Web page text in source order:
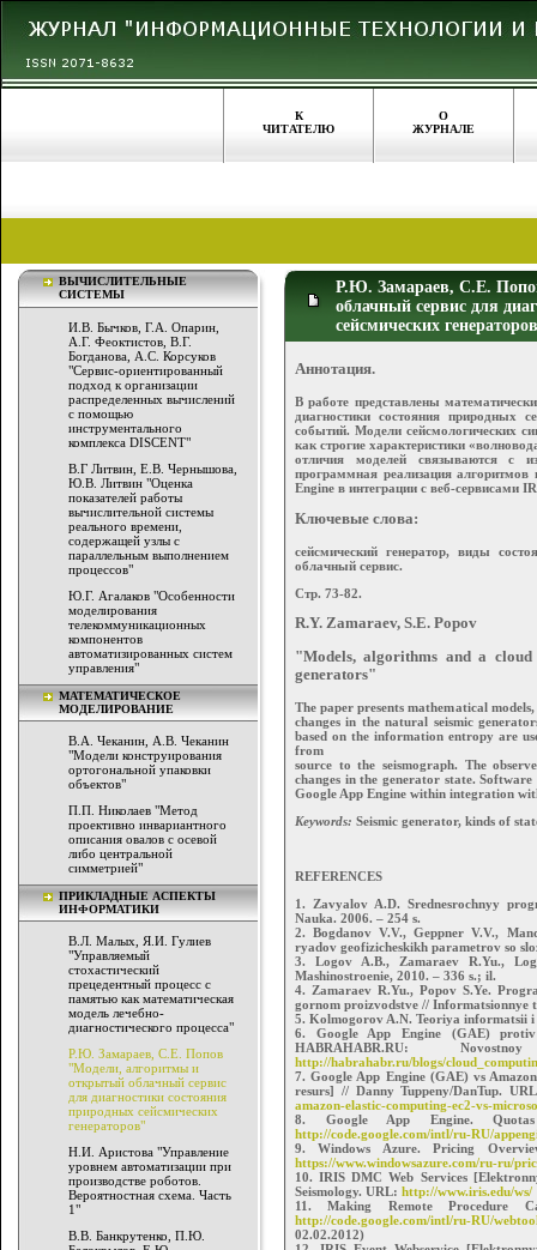
К
ЧИТАТЕЛЮ
О
ЖУРНАЛЕ
ВЫЧИСЛИТЕЛЬНЫЕ
СИСТЕМЫ
И.В. Бычков, Г.А. Опарин,
А.Г. Феоктистов, В.Г.
Богданова, А.С. Корсуков
"Сервис-ориентированный
подход к организации
распределенных вычислений
с помощью
инструментального
комплекса DISCENT"
В.Г Литвин, Е.В. Чернышова,
Ю.В. Литвин "Оценка
показателей работы
вычислительной системы
реального времени,
содержащей узлы с
параллельным выполнением
процессов"
Ю.Г. Агалаков "Особенности
моделирования
телекоммуникационных
компонентов
автоматизированных систем
управления"
МАТЕМАТИЧЕСКОЕ
МОДЕЛИРОВАНИЕ
В.А. Чеканин, А.В. Чеканин
"Модели конструирования
ортогональной упаковки
объектов"
П.П. Николаев "Метод
проективно инвариантного
описания овалов с осевой
либо центральной
симметрией"
ПРИКЛАДНЫЕ АСПЕКТЫ
ИНФОРМАТИКИ
В.Л. Малых, Я.И. Гулиев
"Управляемый
стохастический
прецедентный процесс с
памятью как математическая
модель лечебно-
диагностического процесса"
Р.Ю. Замараев, С.Е. Попов
"Модели, алгоритмы и
открытый облачный сервис
для диагностики состояния
природных сейсмических
генераторов"
Н.И. Аристова "Управление
уровнем автоматизации при
производстве роботов.
Вероятностная схема. Часть
1"
В.В. Банкрутенко, П.Ю.
Р.Ю. Замараев, С.Е.
облачный сервис для
сейсмических
Аннотация.
В работе представлены
диагностики состояния природных
событий. Модели сейсмологических
как строгие характеристики
отличия моделей связываются с
программная реализация
Engine в интеграции с веб-сервисами
Ключевые слова:
сейсмический генератор, виды
облачный сервис.
Стр. 73-82.
R.Y. Zamaraev, S.E. Popov
"Models, algorithms and a
generators"
The paper presents mathematical
changes in the natural seismic
based on the information entropy are
from
source to the seismograph. The
changes in the generator state.
Google App Engine within integration
Keywords: Seismic generator, kinds of
REFERENCES
1. Zavyalov A.D. Srednesrochnyy
Nauka. 2006. – 254 s.
2. Bogdanov V.V., Geppner V.V.,
ryadov geofizicheskikh parametrov so
3. Logov A.B., Zamaraev R.Yu.,
Mashinostroenie, 2010. – 336 s.; il.
4. Zamaraev R.Yu., Popov S.Ye.
gornom proizvodstve // Informatsionnye
5. Kolmogorov A.N. Teoriya informatsii
6. Google App Engine (GAE)
HABRAHABR.RU:
http://habrahabr.ru/blogs/
7. Google App Engine (GAE) vs
resurs] // Danny Tuppeny/DanTup.
amazon-elastic-computing-ec2-vs-
8. Google App Engine.
http://code.google.com/intl/ru-RU/
9. Windows Azure. Pricing
https://www.windowsazure.com/ru-ru/
10. IRIS DMC Web Services
Seismology. URL: http://www.iris.edu/ws/
11. Making Remote Procedure
http://code.google.com/intl/ru-RU/
02.02.2012)